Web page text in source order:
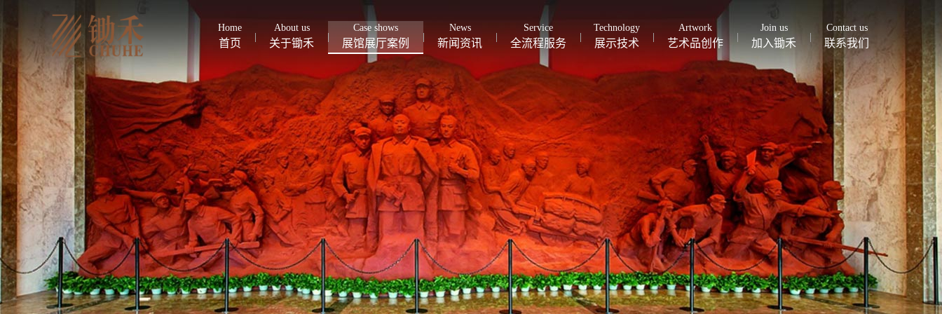
首页
Home
关于锄禾
About us
展馆展厅案例
Case shows
新闻资讯
News
全流程服务
Service
展示技术
Technology
艺术品创作
Artwork
加入锄禾
Join us
联系我们
Contact us